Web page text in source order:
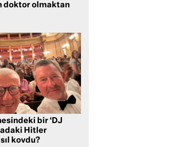
doktor olmaktan
bir ‘DJ
Hitler
kovdu?